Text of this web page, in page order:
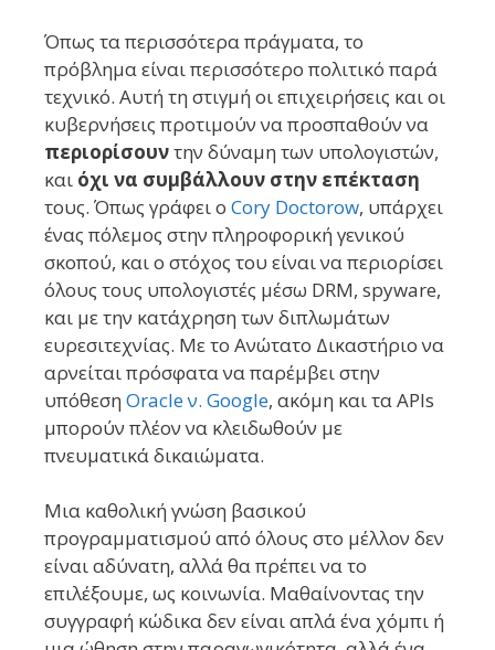
Όπως τα περισσότερα πράγματα, το
πρόβλημα είναι περισσότερο πολιτικό παρά
τεχνικό. Αυτή τη στιγμή οι επιχειρήσεις και οι
κυβερνήσεις προτιμούν να προσπαθούν να
περιορίσουντην δύναμη των υπολογιστών,
και όχι να συμβάλλουν στην επέκταση
τους. Όπως γράφει ο Cory Doctorow, υπάρχει
ένας πόλεμος στην πληροφορική γενικού
σκοπού, και ο στόχος του είναι να περιορίσει
όλους τους υπολογιστές μέσω DRM, spyware,
και με την κατάχρηση των διπλωμάτων
ευρεσιτεχνίας. Με το Ανώτατο Δικαστήριο να
αρνείται πρόσφατα να παρέμβει στην
υπόθεση Oracle ν. Google, ακόμη και τα APIs
μπορούν πλέον να κλειδωθούν με
πνευματικά δικαιώματα.
Μια καθολική γνώση βασικού
προγραμματισμού από όλους στο μέλλον δεν
είναι αδύνατη, αλλά θα πρέπει να το
επιλέξουμε, ως κοινωνία. Μαθαίνοντας την
συγγραφή κώδικα δεν είναι απλά ένα χόμπι ή